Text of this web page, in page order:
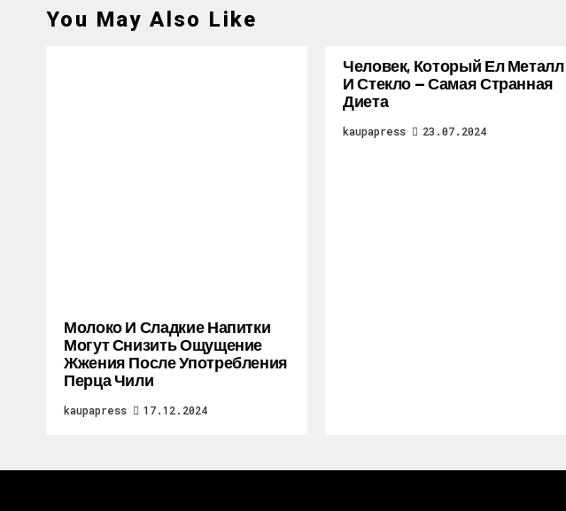
You May Also Like
Молоко И Сладкие Напитки
Могут Снизить Ощущение
Жжения После Употребления
Перца Чили
kaupapress 17.12.2024
Человек, Который Ел Металл
И Стекло — Самая Странная
Диета
kaupapress 23.07.2024